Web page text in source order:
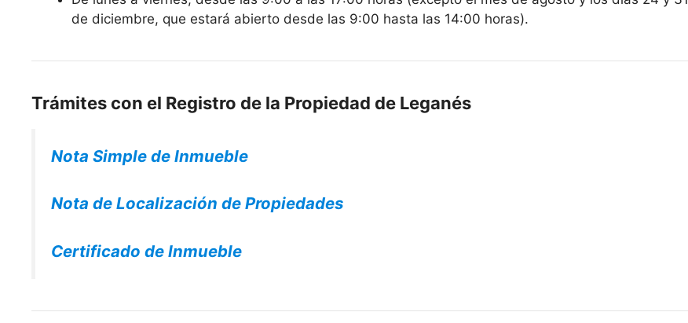
de diciembre, que estará abierto desde las 9:00 hasta las 14:00 horas).
Trámites con el Registro de la Propiedad de Leganés
Nota Simple de Inmueble
Nota de Localización de Propiedades
Certificado de Inmueble